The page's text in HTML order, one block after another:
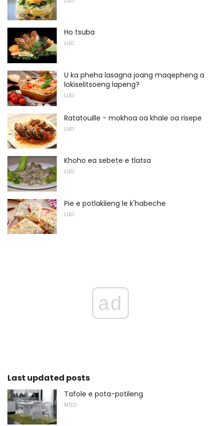
Ho tsuba
LIJO
U ka pheha lasagna joang maqepheng a
lokiselitsoeng lapeng?
LIJO
Ratatouille - mokhoa oa khale oa risepe
LIJO
Khoho ea sebete e tlatsa
LIJO
Pie e potlakileng le k'habeche
LIJO
ad
Last updated posts
Tafole e pota-potileng
NTLO